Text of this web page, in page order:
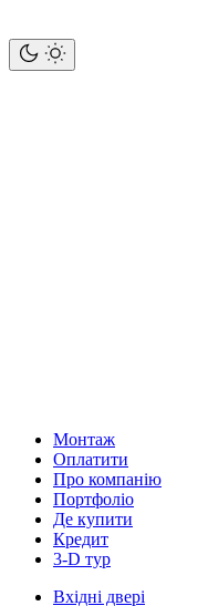
Монтаж
Оплатити
Про компанію
Портфоліо
Де купити
Кредит
3-D тур
Вхідні двері